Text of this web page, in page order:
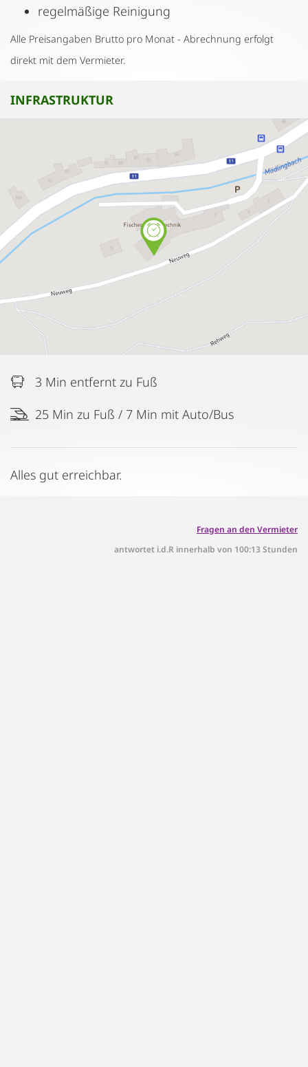
regelmäßige Reinigung
Alle Preisangaben Brutto pro Monat - Abrechnung erfolgt
direkt mit dem Vermieter.
INFRASTRUKTUR
3 Min entfernt zu Fuß
25 Min zu Fuß / 7 Min mit Auto/Bus
Alles gut erreichbar.
Fragen an den Vermieter
antwortet i.d.R innerhalb von 100:13 Stunden